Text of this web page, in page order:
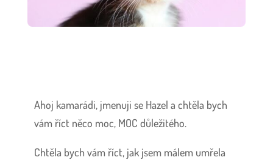
Ahoj kamarádi, jmenuji se Hazel a chtěla bych
vám říct něco moc, MOC důležitého.
Chtěla bych vám říct, jak jsem málem umřela